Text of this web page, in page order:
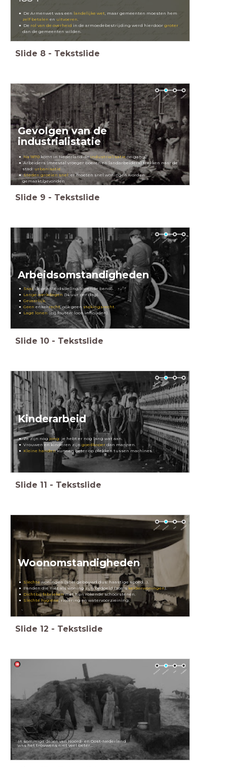
De Armenwet was een landelijke wet , maar gemeenten moesten hem
zelf betalen en uitvoeren
De rol van de overheidin de armoedebestrijding werd hierdoorgroter
dan de gemeenten wilden.
Slide 8 - Tekstslide
Gevolgen van de
industrialistatie
Na 1870 komt in Nederland deindustrialisatieop gang
Arbeiders (meestal vroeger boeren en landarbeiders) trekken naar de
stad: urbanisatie
Steden groeien snel: er moeten snel woningen worden
gemaakt/gevonden
Slide 9 - Tekstslide
Arbeidsomstandigheden
Saai (door arbeidsdeling/lopende band).
Lange werkdagen (14 uur per dag).
Gevaarlijk.
Geen enkelrecht, ook geen stakingsrecht.
Lage lonen(bij fouten: loon inhouden).
Slide 10 - Tekstslide
Kinderarbeid
Ze zijn nogjong: je hebt er nog lang wat aan.
Vrouwen en kinderen zijngoedkoper dan mannen.
Kleine handenkunnen beter op plekken tussen machines.
Slide 11 - Tekstslide
Woonomstandigheden
Slechtewoningen (snel gebouwd dus: haastige spoed...).
Panden die niet als woning zijn bedoeld (zoals kelderwoningen).
Dichtbij fabriekenmet hun rokende schoorstenen.
Slechte hygiëne, riolering en watervoorzieining.
Slide 12 - Tekstslide
In sommige delen van Noord- en Oost-Nederland
was het trouwens niet veel beter...